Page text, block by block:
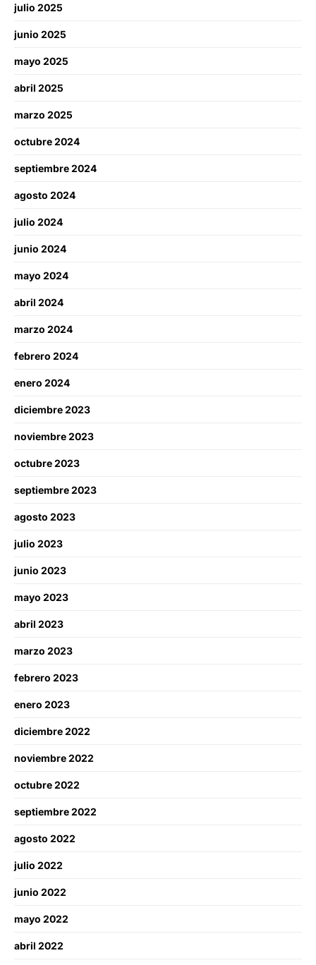
julio 2025
junio 2025
mayo 2025
abril 2025
marzo 2025
octubre 2024
septiembre 2024
agosto 2024
julio 2024
junio 2024
mayo 2024
abril 2024
marzo 2024
febrero 2024
enero 2024
diciembre 2023
noviembre 2023
octubre 2023
septiembre 2023
agosto 2023
julio 2023
junio 2023
mayo 2023
abril 2023
marzo 2023
febrero 2023
enero 2023
diciembre 2022
noviembre 2022
octubre 2022
septiembre 2022
agosto 2022
julio 2022
junio 2022
mayo 2022
abril 2022